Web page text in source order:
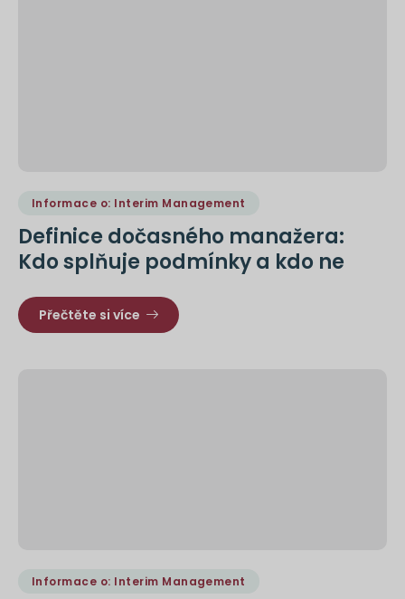
Informace o: Interim Management
Definice dočasného manažera:
Kdo splňuje podmínky a kdo ne
Přečtěte si více
Informace o: Interim Management